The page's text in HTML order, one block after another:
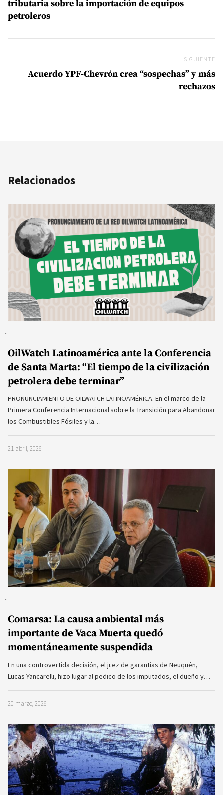
tributaria sobre la importación de equipos
petroleros
SIGUIENTE
Acuerdo YPF-Chevrón crea “sospechas” y más
rechazos
Relacionados
OilWatch Latinoamérica ante la Conferencia
de Santa Marta: “El tiempo de la civilización
petrolera debe terminar”
PRONUNCIAMIENTO DE OILWATCH LATINOAMÉRICA. En el marco de la
Primera Conferencia Internacional sobre la Transición para Abandonar
los Combustibles Fósiles y la…
21 abril, 2026
Comarsa: La causa ambiental más
importante de Vaca Muerta quedó
momentáneamente suspendida
En una controvertida decisión, el juez de garantías de Neuquén,
Lucas Yancarelli, hizo lugar al pedido de los imputados, el dueño y…
20 marzo, 2026